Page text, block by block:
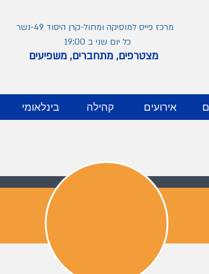
מרכז פייס למוסיקה ומחול-קרן היסוד 49-נשר
כל יום שני ב 19:00
מצטרפים, מתחברים, משפיעים
אירועים קהילה בינלאומי